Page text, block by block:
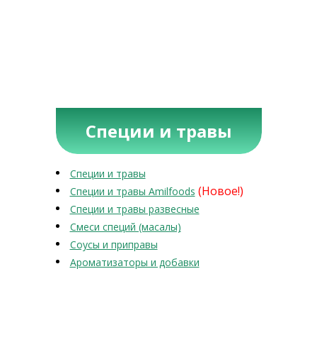
Специи и травы
Специи и травы
Специи и травы Amilfoods (Новое!)
Специи и травы развесные
Смеси специй (масалы)
Соусы и приправы
Ароматизаторы и добавки